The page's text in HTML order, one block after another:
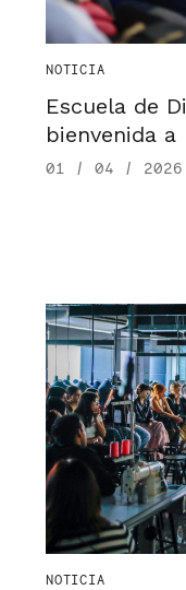
NOTICIA
Escuela de
bienvenida
01 / 04 / 2026
NOTICIA